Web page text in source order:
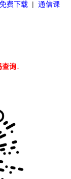
费下载 |通信课
询↓